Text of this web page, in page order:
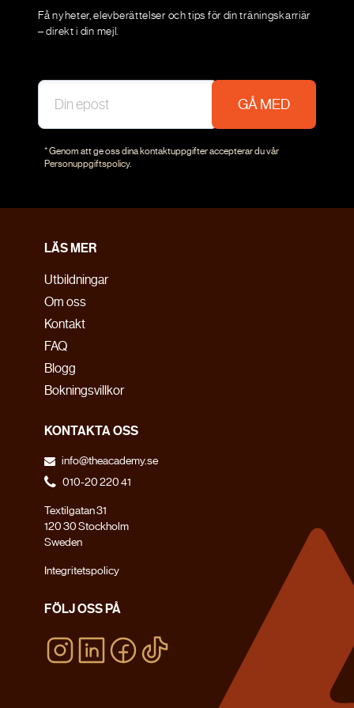
Få nyheter, elevberättelser och tips för din träningskarriär
– direkt i din mejl.
GÅ MED
* Genom att ge oss dina kontaktuppgifter accepterar du vår
Personuppgiftspolicy.
LÄS MER
Utbildningar
Om oss
Kontakt
FAQ
Blogg
Bokningsvillkor
KONTAKTA OSS
info@theacademy.se
010-20 220 41
Textilgatan 31
120 30 Stockholm
Sweden
Integritetspolicy
FÖLJ OSS PÅ